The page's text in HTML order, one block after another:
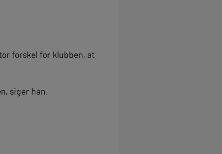
forskel for klubben, at
siger han.